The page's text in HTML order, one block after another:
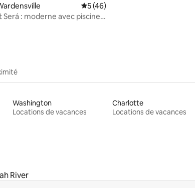
Évaluation moyenne sur la base
5 (46)
Será : moderne avec piscine +
Washington
Locations de vacances
Charlotte
Locations de vacances
River